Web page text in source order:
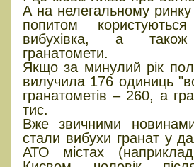
А на нелегальному
попитом
вибухівка, а також
гранатомети.
Якщо за минулий рік
вилучила 176 одиниць
гранатометів – 260, а
тис.
Вже звичними
стали вибухи гранат у
АТО містах